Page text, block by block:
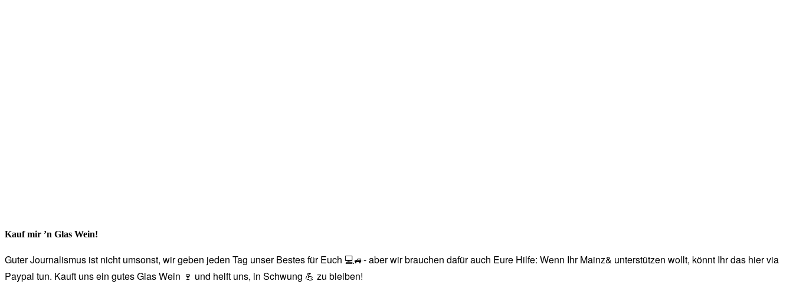
Kauf mir ’n Glas Wein!
Guter Journalismus ist nicht umsonst, wir geben jeden Tag unser Bestes für Euch 💻🚙- aber wir brauchen dafür auch Eure Hilfe: Wenn Ihr Mainz& unterstützen wollt, könnt Ihr das hier via
Paypal tun. Kauft uns ein gutes Glas Wein 🍷 und helft uns, in Schwung 💪 zu bleiben!